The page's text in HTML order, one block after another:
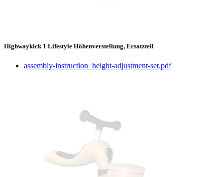
Highwaykick 1 Lifestyle Höhenverstellung, Ersatzteil
assembly-instruction_height-adjustment-set.pdf